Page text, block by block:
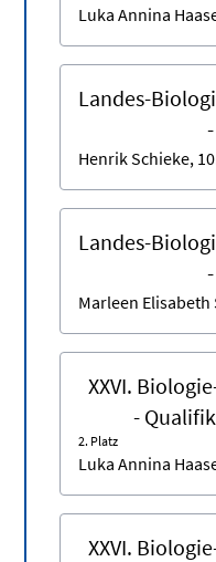
Luka Annina
Landes-
Henrik Schieke,
Landes-
Marleen Elisabeth
XXVI.
-
2. Platz
Luka Annina
XXVI.